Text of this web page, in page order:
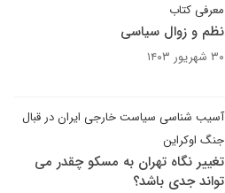
معرفی کتاب
نظم و زوال سیاسی
۳۰ شهریور ۱۴۰۳
آسیب شناسی سیاست خارجی ایران در قبال
جنگ اوکراین
تغییر نگاه تهران به مسکو چقدر می
تواند جدی باشد؟